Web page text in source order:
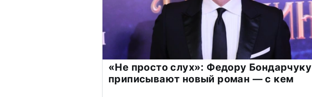
«Не просто слух»: Федору Бондарчуку
приписывают новый роман — с кем